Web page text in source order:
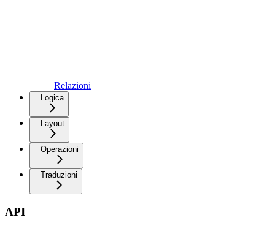
Relazioni
Logica
Layout
Operazioni
Traduzioni
API